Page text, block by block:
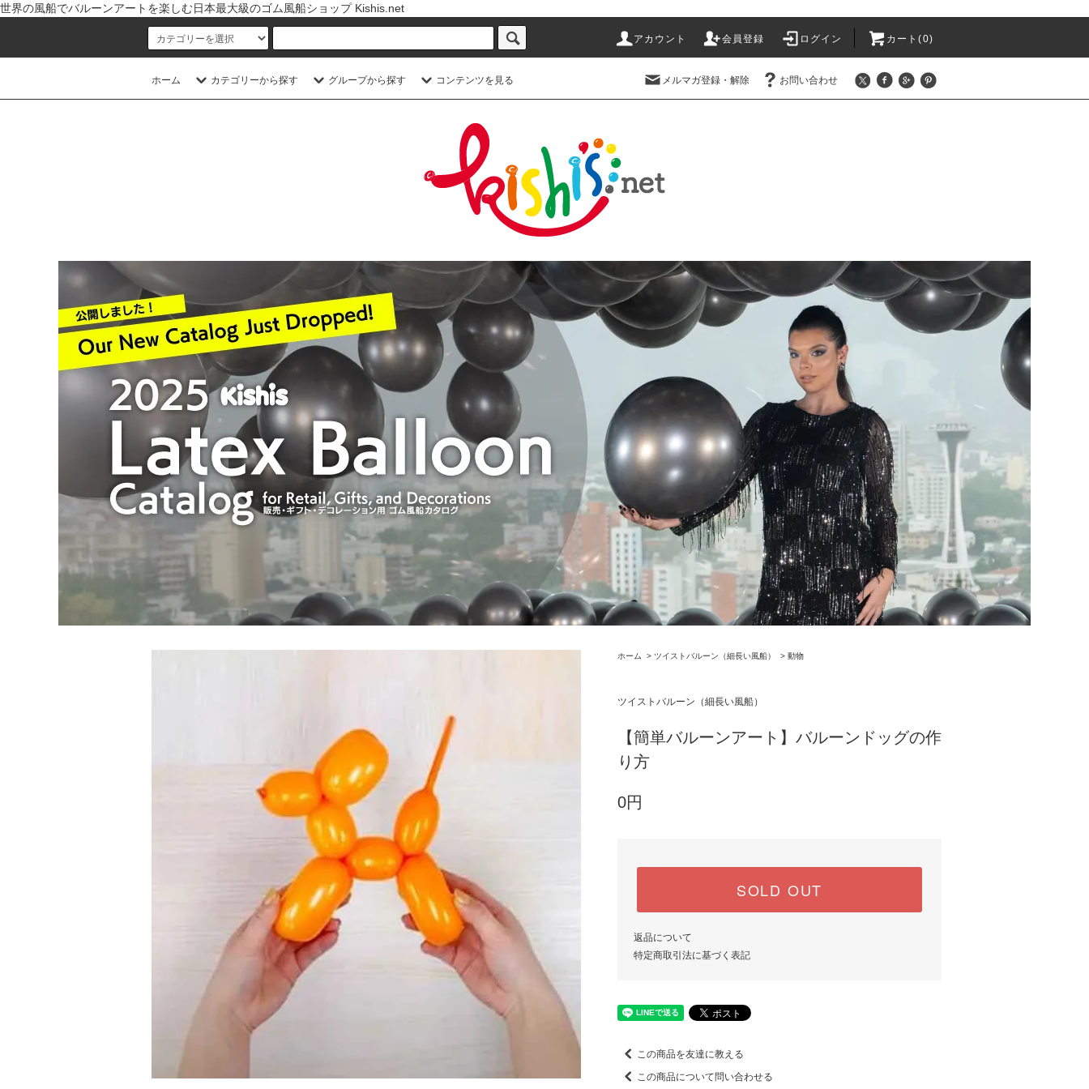
世界の風船でバルーンアートを楽しむ日本最大級のゴム風船ショップ Kishis.net
アカウント 会員登録 ログイン カート(0)
ホーム カテゴリーから探す グループから探す コンテンツを見る メルマガ登録・解除 お問い合わせ
ホーム > ツイストバルーン（細長い風船） > 動物
ツイストバルーン（細長い風船）
【簡単バルーンアート】バルーンドッグの作
り方
0円
SOLD OUT
返品について
特定商取引法に基づく表記
この商品を友達に教える
この商品について問い合わせる